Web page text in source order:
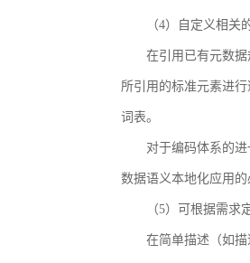
（4）自定义相关
在引用已有元数
所引用的标准元素进
词表。
对于编码体系的
数据语义本地化应用
（5）可根据需求
在简单描述（如